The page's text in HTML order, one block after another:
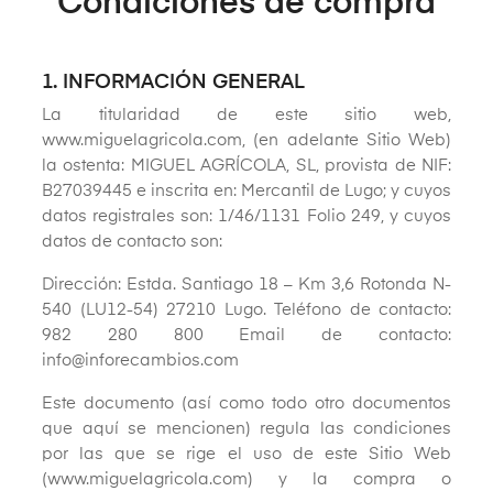
1. INFORMACIÓN GENERAL
La titularidad de este sitio web,
www.miguelagricola.com, (en adelante Sitio Web)
la ostenta: MIGUEL AGRÍCOLA, SL, provista de NIF:
B27039445 e inscrita en: Mercantil de Lugo; y cuyos
datos registrales son: 1/46/1131 Folio 249, y cuyos
datos de contacto son:
Dirección: Estda. Santiago 18 – Km 3,6 Rotonda N-
540 (LU12-54) 27210 Lugo. Teléfono de contacto:
982 280 800 Email de contacto:
info@inforecambios.com
Este documento (así como todo otro documentos
que aquí se mencionen) regula las condiciones
por las que se rige el uso de este Sitio Web
(www.miguelagricola.com) y la compra o